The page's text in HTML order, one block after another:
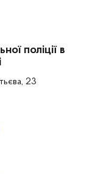
поліції в
23